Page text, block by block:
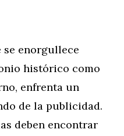
se enorgullece
histórico como
enfrenta un
de la publicidad.
deben encontrar